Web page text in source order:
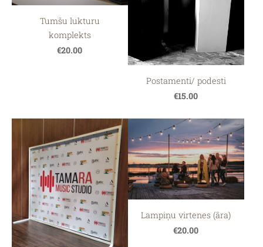
Tumšu lukturu
komplekts
€20.00
Postamenti/ podesti
€15.00
Lampiņu virtenes (āra)
€20.00